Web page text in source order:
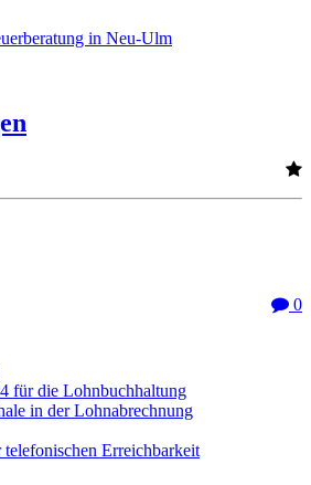
0
für die Lohnbuchhaltung
in der Lohnabrechnung
Erreichbarkeit